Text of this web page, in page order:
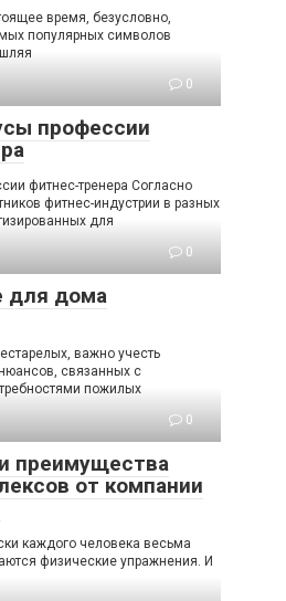
время, безусловно,
популярных символов
0
профессии
фитнес-тренера Согласно
фитнес-индустрии в разных
для
0
для дома
важно учесть
связанных с
пожилых
0
преимущества
от компании
каждого человека весьма
физические упражнения. И